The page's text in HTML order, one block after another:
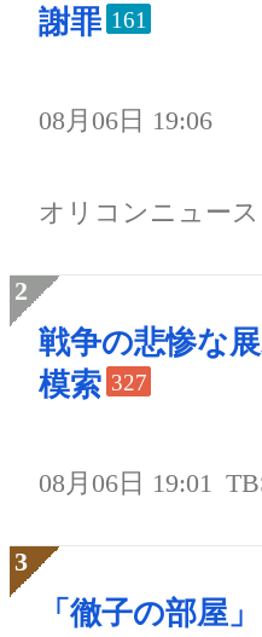
謝罪 161
08月06日 19:06
オリコンニュース
戦争の悲惨な
模索 327
08月06日 19:01
「徹子の部屋